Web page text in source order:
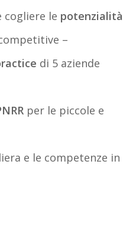
cogliere le potenzialità
–
di 5 aziende
per le piccole e
e le competenze in